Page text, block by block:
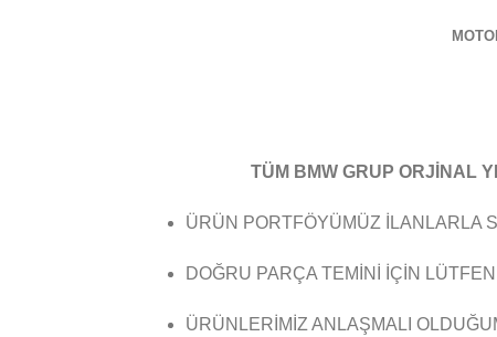
TÜM BMW GRUP ORJİNAL
ÜRÜN PORTFÖYÜMÜZ İLANLARLA
DOĞRU PARÇA TEMİNİ İÇİN
ÜRÜNLERİMİZ ANLAŞMALI